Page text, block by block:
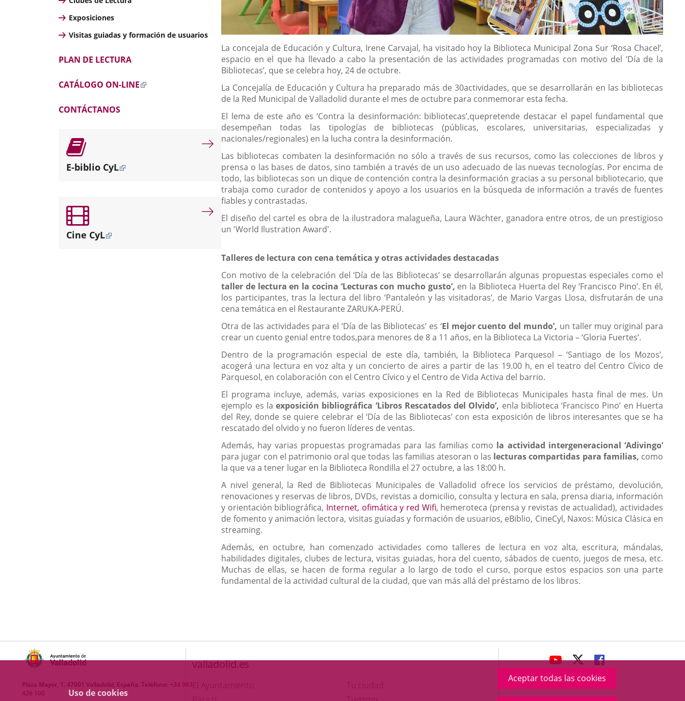
Uso de cookies
Aceptar todas las cookies
Exposiciones
Visitas guiadas y formación de usuarios
PLAN DE LECTURA
CATÁLOGO ON-LINE
CONTÁCTANOS
E-biblio CyL
Cine CyL
Descripción
La concejala de Educación y Cultura, Irene Carvajal, ha visitado hoy la Biblioteca Municipal Zona Sur ‘Rosa Chacel’,
espacio en el que ha llevado a cabo la presentación de las actividades programadas con motivo del ‘Día de la
Bibliotecas’, que se celebra hoy, 24 de octubre.
La Concejalía de Educación y Cultura ha preparado más de 30actividades, que se desarrollarán en las bibliotecas
de la Red Municipal de Valladolid durante el mes de octubre para conmemorar esta fecha.
El lema de este año es ‘Contra la desinformación: bibliotecas’,quepretende destacar el papel fundamental que
desempeñan todas las tipologías de bibliotecas (públicas, escolares, universitarias, especializadas y
nacionales/regionales) en la lucha contra la desinformación.
Las bibliotecas combaten la desinformación no sólo a través de sus recursos, como las colecciones de libros y
prensa o las bases de datos, sino también a través de un uso adecuado de las nuevas tecnologías. Por encima de
todo, las bibliotecas son un dique de contención contra la desinformación gracias a su personal bibliotecario, que
trabaja como curador de contenidos y apoyo a los usuarios en la búsqueda de información a través de fuentes
fiables y contrastadas.
El diseño del cartel es obra de la ilustradora malagueña, Laura Wächter, ganadora entre otros, de un prestigioso
un 'World Ilustration Award'.
Talleres de lectura con cena temática y otras actividades destacadas
Con motivo de la celebración del ‘Día de las Bibliotecas’ se desarrollarán algunas propuestas especiales como el
taller de lectura en la cocina ‘Lecturas con mucho gusto’, en la Biblioteca Huerta del Rey ‘Francisco Pino’. En él,
los participantes, tras la lectura del libro ‘Pantaleón y las visitadoras’, de Mario Vargas Llosa, disfrutarán de una
cena temática en el Restaurante ZARUKA-PERÚ.
Otra de las actividades para el ‘Día de las Bibliotecas’ es ‘El mejor cuento del mundo’, un taller muy original para
crear un cuento genial entre todos,para menores de 8 a 11 años, en la Biblioteca La Victoria – ‘Gloria Fuertes’.
Dentro de la programación especial de este día, también, la Biblioteca Parquesol – ‘Santiago de los Mozos’,
acogerá una lectura en voz alta y un concierto de aires a partir de las 19.00 h, en el teatro del Centro Cívico de
Parquesol, en colaboración con el Centro Cívico y el Centro de Vida Activa del barrio.
El programa incluye, además, varias exposiciones en la Red de Bibliotecas Municipales hasta final de mes. Un
ejemplo es laexposición bibliográfica ‘Libros Rescatados del Olvido’, enla biblioteca ‘Francisco Pino’ en Huerta
del Rey, donde se quiere celebrar el ‘Día de las Bibliotecas’ con esta exposición de libros interesantes que se ha
rescatado del olvido y no fueron líderes de ventas.
Además, hay varias propuestas programadas para las familias como la actividad intergeneracional ‘Adivingo’
para jugar con el patrimonio oral que todas las familias atesoran o las lecturas compartidas para familias, como
la que va a tener lugar en la Biblioteca Rondilla el 27 octubre, a las 18:00 h.
A nivel general, la Red de Bibliotecas Municipales de Valladolid ofrece los servicios de préstamo, devolución,
renovaciones y reservas de libros, DVDs, revistas a domicilio, consulta y lectura en sala, prensa diaria, información
y orientación bibliográfica, Internet, ofimática y red Wifi, hemeroteca (prensa y revistas de actualidad), actividades
de fomento y animación lectora, visitas guiadas y formación de usuarios, eBiblio, CineCyl, Naxos: Música Clásica en
streaming.
Además, en octubre, han comenzado actividades como talleres de lectura en voz alta, escritura, mándalas,
habilidades digitales, clubes de lectura, visitas guiadas, hora del cuento, sábados de cuento, juegos de mesa, etc.
Muchas de ellas, se hacen de forma regular a lo largo de todo el curso, porque estos espacios son una parte
fundamental de la actividad cultural de la ciudad, que van más allá del préstamo de los libros.
Plaza Mayor, 1. 47001 Valladolid, España. Teléfono: +34 983
426 100
valladolid.es avaHeaderSocial
ENLACE
A
UNA
APLICACIÓN
ENLACE
A
UNA
APLICACIÓN
ENLACE
A
UNA
APLICACIÓN